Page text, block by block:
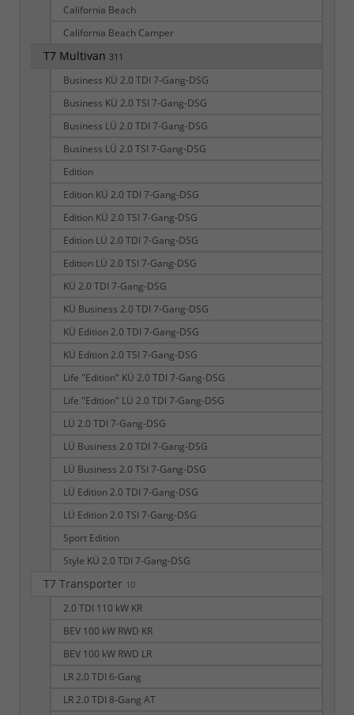
California Beach
California Beach Camper
T7 Multivan 311
Business KÜ 2.0 TDI 7-Gang-DSG
Business KÜ 2.0 TSI 7-Gang-DSG
Business LÜ 2.0 TDI 7-Gang-DSG
Business LÜ 2.0 TSI 7-Gang-DSG
Edition
Edition KÜ 2.0 TDI 7-Gang-DSG
Edition KÜ 2.0 TSI 7-Gang-DSG
Edition LÜ 2.0 TDI 7-Gang-DSG
Edition LÜ 2.0 TSI 7-Gang-DSG
KÜ 2.0 TDI 7-Gang-DSG
KÜ Business 2.0 TDI 7-Gang-DSG
KÜ Edition 2.0 TDI 7-Gang-DSG
KÜ Edition 2.0 TSI 7-Gang-DSG
Life "Edition" KÜ 2.0 TDI 7-Gang-DSG
Life "Edition" LÜ 2.0 TDI 7-Gang-DSG
LÜ 2.0 TDI 7-Gang-DSG
LÜ Business 2.0 TDI 7-Gang-DSG
LÜ Business 2.0 TSI 7-Gang-DSG
LÜ Edition 2.0 TDI 7-Gang-DSG
LÜ Edition 2.0 TSI 7-Gang-DSG
Sport Edition
Style KÜ 2.0 TDI 7-Gang-DSG
T7 Transporter 10
2.0 TDI 110 kW KR
BEV 100 kW RWD KR
BEV 100 kW RWD LR
LR 2.0 TDI 6-Gang
LR 2.0 TDI 8-Gang AT